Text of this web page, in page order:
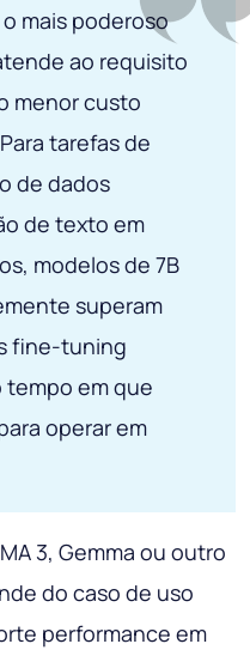
mais poderoso
ao requisito
menor custo
tarefas de
de dados
de texto em
modelos de 7B
superam
fine-tuning
em que
operar em
3, Gemma ou outro
do caso de uso
performance em